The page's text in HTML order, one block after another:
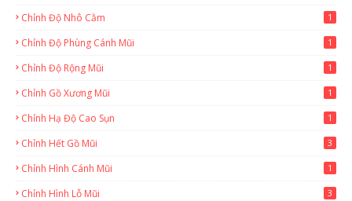
Chỉnh Độ Nhô Cằm 1
Chỉnh Độ Phùng Cánh Mũi 1
Chỉnh Độ Rộng Mũi 1
Chỉnh Gồ Xương Mũi 1
Chỉnh Hạ Độ Cao Sụn 1
Chỉnh Hết Gồ Mũi 3
Chỉnh Hình Cánh Mũi 1
Chỉnh Hình Lỗ Mũi 3